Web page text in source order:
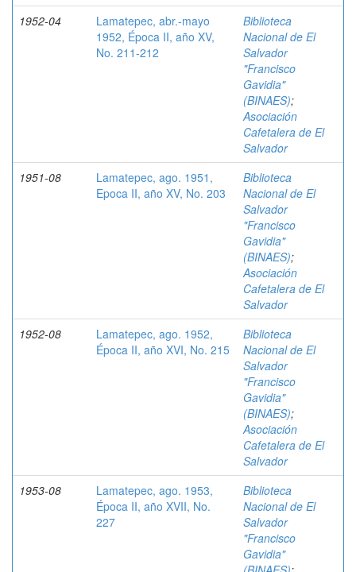
1952-04
Lamatepec, abr.-mayo
1952, Época II, año XV,
No. 211-212
Biblioteca
Nacional de El
Salvador
"Francisco
Gavidia"
(BINAES);
Asociación
Cafetalera de El
Salvador
1951-08
Lamatepec, ago. 1951,
Epoca II, año XV, No. 203
Biblioteca
Nacional de El
Salvador
"Francisco
Gavidia"
(BINAES);
Asociación
Cafetalera de El
Salvador
1952-08
Lamatepec, ago. 1952,
Época II, año XVI, No. 215
Biblioteca
Nacional de El
Salvador
"Francisco
Gavidia"
(BINAES);
Asociación
Cafetalera de El
Salvador
1953-08
Lamatepec, ago. 1953,
Época II, año XVII, No.
227
Biblioteca
Nacional de El
Salvador
"Francisco
Gavidia"